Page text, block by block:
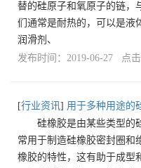
替的硅原子和氧原子的链，
们通常是耐热的，可以是液
润滑剂、
发布时间：2019-06-27 点
[行业资讯] 用于多种用途的
硅橡胶是由某些类型的硅
常用于制造硅橡胶密封圈和
橡胶的特性，这有助于成型